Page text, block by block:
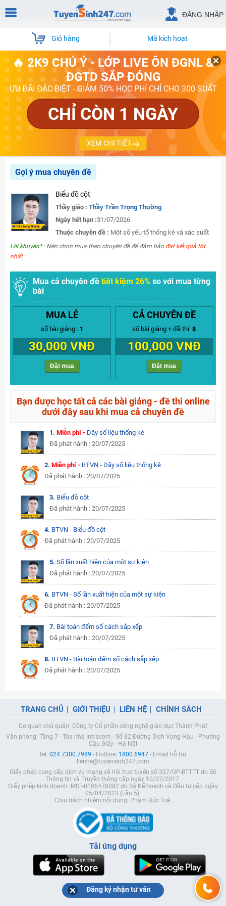
ĐĂNG NHẬP
Giỏ hàng Mã kích hoạt
🔥 2K9 CHÚ Ý - LỚP LIVE ÔN ĐGNL &
ĐGTD SẮP ĐÓNG
ƯU ĐÃI ĐẶC BIỆT - GIẢM 50% HỌC PHÍ CHỈ CHO 300 SUẤT
CHỈ CÒN 1 NGÀY
XEM CHI TIẾT
Gợi ý mua chuyên đề
Biểu đồ cột
Thầy giáo : Thầy Trần Trọng Thường
Ngày hết hạn :31/07/2026
Thuộc chuyên đề : Một số yếu tố thống kê và xác suất
Lời khuyên*: Nên chọn mua theo chuyên đề để đảm bảo đạt kết quả tốt
nhất
Mua cả chuyên đề tiết kiệm 26% so với mua từng
bài
MUA LẺ
số bài giảng : 1
30,000 VNĐ
Đặt mua
CẢ CHUYÊN ĐỀ
số bài giảng + đề thi:8
100,000 VNĐ
Đặt mua
Bạn được học tất cả các bài giảng - đề thi online
dưới đây sau khi mua cả chuyên đề
1. Miễn phí - Dãy số liệu thống kê
Đã phát hành : 20/07/2025
2.Miễn phí - BTVN - Dãy số liệu thống kê
Đã phát hành : 20/07/2025
3. Biểu đồ cột
Đã phát hành : 20/07/2025
4. BTVN - Biểu đồ cột
Đã phát hành : 20/07/2025
5. Số lần xuất hiện của một sự kiện
Đã phát hành : 20/07/2025
6. BTVN - Số lần xuất hiện của một sự kiện
Đã phát hành : 20/07/2025
7. Bài toán đếm số cách sắp xếp
Đã phát hành : 20/07/2025
8. BTVN - Bài toán đếm số cách sắp xếp
Đã phát hành : 20/07/2025
TRANG CHỦ GIỚI THIỆU LIÊN HỆ CHÍNH SÁCH
Cơ quan chủ quản: Công ty Cổ phần công nghệ giáo dục Thành Phát
Văn phòng: Tầng 7 - Tòa nhà Intracom - Số 82 Đường Dịch Vọng Hậu - Phường
Cầu Giấy - Hà Nội
Tel: 024.7300.7989 - Hotline: 1800.6947- Email hỗ trợ:
lienhe@tuyensinh247.com
Giấy phép cung cấp dịch vụ mạng xã hội trực tuyến số 337/GP-BTTTT do Bộ
Thông tin và Truyền thông cấp ngày 10/07/2017.
Giấy phép kinh doanh: MST-0106478082 do Sở Kế hoạch và Đầu tư cấp ngày
05/04/2023 (Lần 5).
Chịu trách nhiệm nội dung: Phạm Đức Tuệ.
Tải ứng dụng
Đăng ký nhận tư vấn